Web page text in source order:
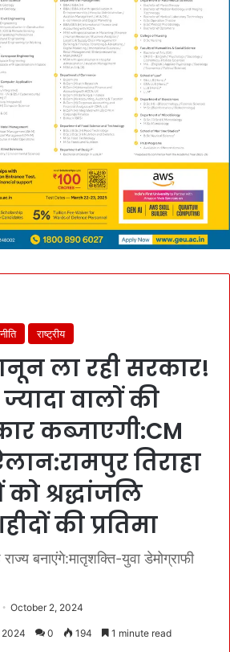
राष्ट्रीय
ला रही सरकार!
वालों की
कब्जाएगी:CM
तिराहा
श्रद्धांजलि
की प्रतिमा
बनाएंगे:मातृशक्ति-युवा डेमोग्राफी
October 2, 2024
2024 0 194 1 minute read